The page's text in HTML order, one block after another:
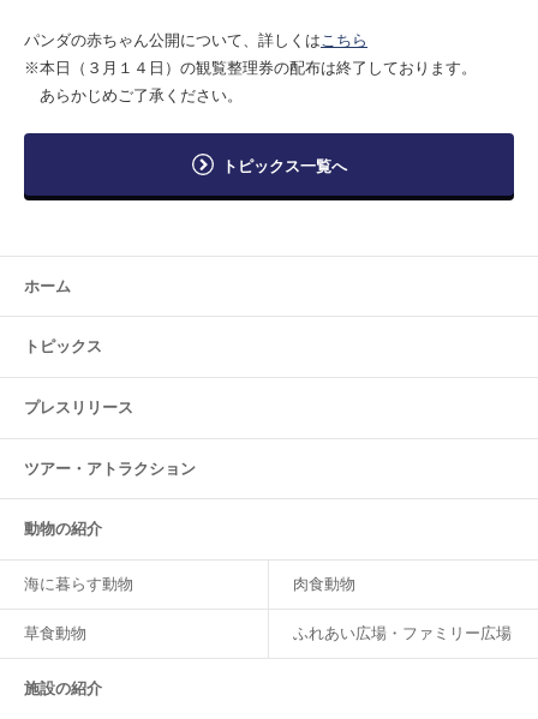
パンダの赤ちゃん公開について、詳しくはこちら
※本日（３月１４日）の観覧整理券の配布は終了しております。
あらかじめご了承ください。
トピックス一覧へ
ホーム
トピックス
プレスリリース
ツアー・ アトラクション
動物の紹介
海に暮らす動物 肉食動物
草食動物 ふれあい広場・ファミリー広場
施設の紹介